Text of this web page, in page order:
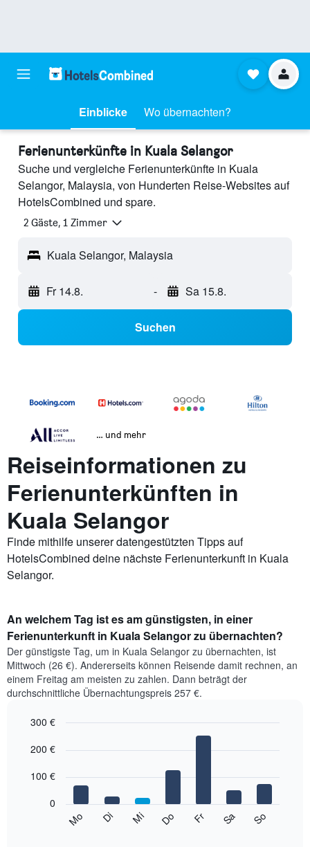
Einblicke Wo übernachten?
Ferienunterkünfte in Kuala Selangor
Suche und vergleiche Ferienunterkünfte in Kuala
Selangor, Malaysia, von Hunderten Reise-Websites auf
HotelsCombined und spare.
2 Gäste, 1 Zimmer
Kuala Selangor, Malaysia
Fr 14.8. - Sa 15.8.
Suchen
… und mehr
Reiseinformationen zu
Ferienunterkünften in
Kuala Selangor
Finde mithilfe unserer datengestützten Tipps auf
HotelsCombined deine nächste Ferienunterkunft in Kuala
Selangor.
An welchem Tag ist es am günstigsten, in einer
Ferienunterkunft in Kuala Selangor zu übernachten?
Der günstigste Tag, um in Kuala Selangor zu übernachten, ist
Mittwoch (26 €). Andererseits können Reisende damit rechnen, an
einem Freitag am meisten zu zahlen. Dann beträgt der
durchschnittliche Übernachtungspreis 257 €.
chart
bars.
graphic.
Mo Di Mi Do Fr Sa So
0
100 €
200 €
300 €